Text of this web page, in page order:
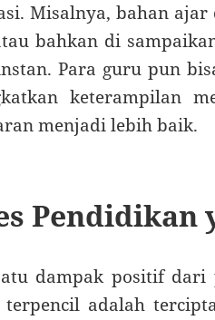
Misalnya, bahan
bahkan di
Para guru pun
keterampilan
menjadi lebih baik.
Pendidikan
dampak positif
terpencil adalah